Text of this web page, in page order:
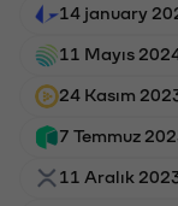
14 january
11 Mayıs
24 Kasım
7 Temmuz
11 Aralık